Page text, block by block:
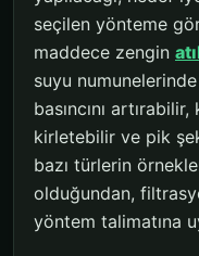
seçilen yönteme
maddece zengin
suyu
basıncını
kirletebilir ve pik
bazı türlerin
olduğundan,
yöntem talimatına